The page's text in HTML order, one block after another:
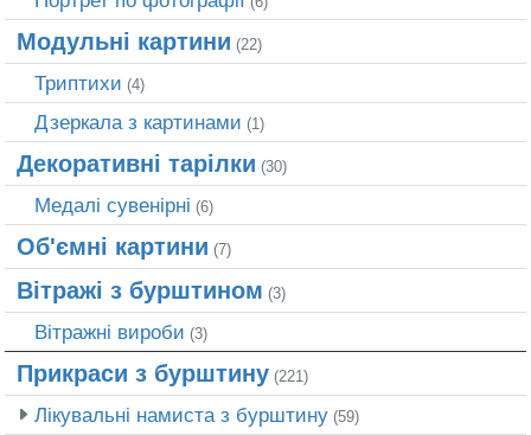
Модульні картини (22)
Триптихи (4)
Дзеркала з картинами (1)
Декоративні тарілки (30)
Медалі сувенірні (6)
Об'ємні картини (7)
Вітражі з бурштином (3)
Вітражні вироби (3)
Прикраси з бурштину (221)
Лікувальні намиста з бурштину (59)